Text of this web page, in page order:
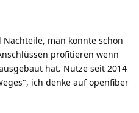
man konnte schon
profitieren wenn
hat. Nutze seit 2014
ich denke auf openfiber